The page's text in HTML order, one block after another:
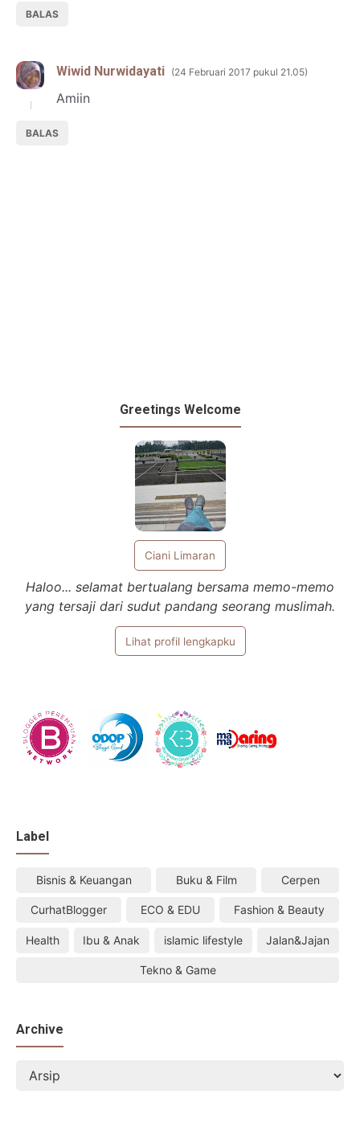
BALAS
Wiwid Nurwidayati 24 Februari 2017 pukul 21.05
Amiin
BALAS
Greetings Welcome
Ciani Limaran
Haloo... selamat bertualang bersama memo-memo
yang tersaji dari sudut pandang seorang muslimah.
Lihat profil lengkapku
Label
Bisnis & Keuangan Buku & Film Cerpen
CurhatBlogger ECO & EDU Fashion & Beauty
Health Ibu & Anak islamic lifestyle Jalan&Jajan
Tekno & Game
Archive